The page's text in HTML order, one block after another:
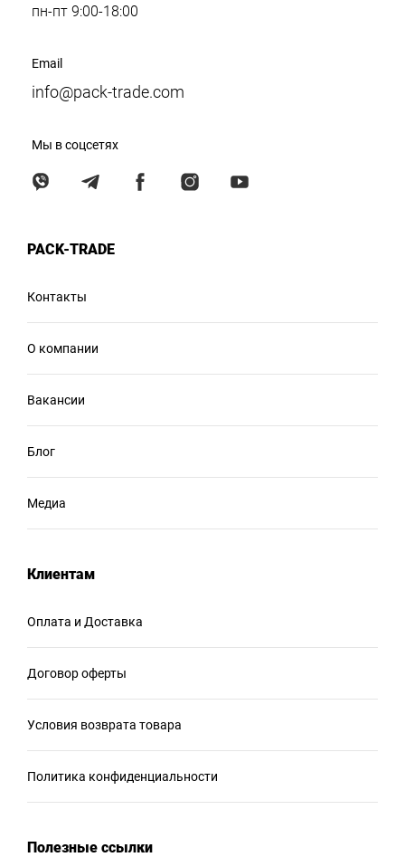
пн-пт 9:00-18:00
Email
info@pack-trade.com
Мы в соцсетях
PACK-TRADE
Контакты
О компании
Вакансии
Блог
Медиа
Клиентам
Оплата и Доставка
Договор оферты
Условия возврата товара
Политика конфиденциальности
Полезные ссылки